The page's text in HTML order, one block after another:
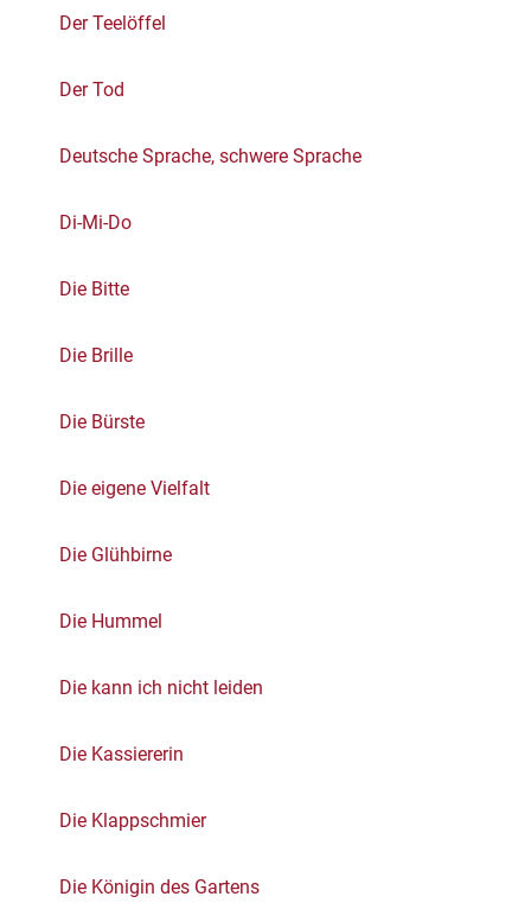
Der Teelöffel
Der Tod
Deutsche Sprache, schwere Sprache
Di-Mi-Do
Die Bitte
Die Brille
Die Bürste
Die eigene Vielfalt
Die Glühbirne
Die Hummel
Die kann ich nicht leiden
Die Kassiererin
Die Klappschmier
Die Königin des Gartens